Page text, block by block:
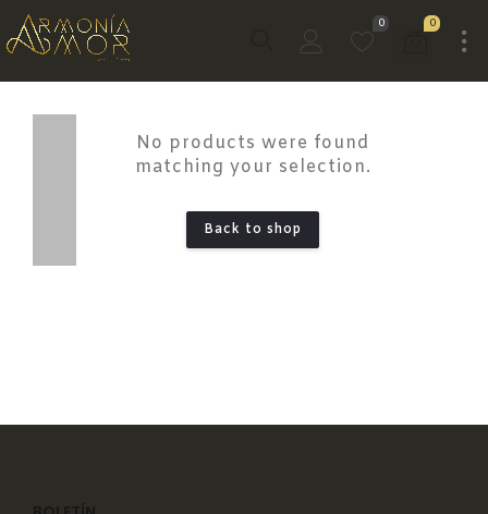
0
0
No products were found
matching your selection.
Back to shop